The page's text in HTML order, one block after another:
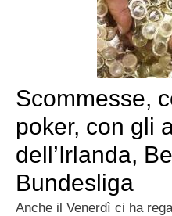
Scommesse,
poker, con gli
dell’Irlanda,
Bundesliga
Anche il Venerdì ci ha